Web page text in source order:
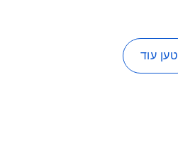
טען עוד